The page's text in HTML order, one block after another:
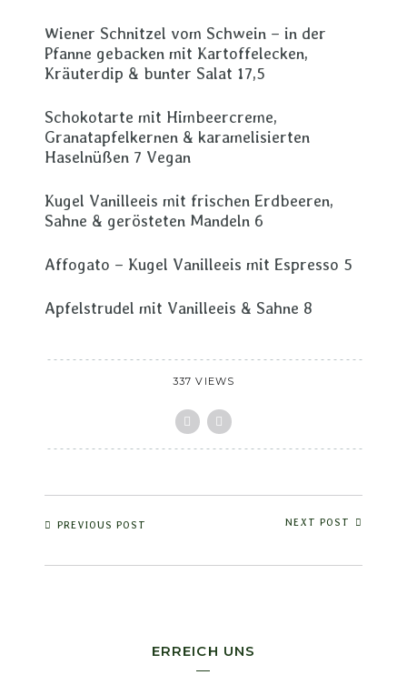
Wiener Schnitzel vom Schwein – in der
Pfanne gebacken mit Kartoffelecken,
Kräuterdip & bunter Salat 17,5
Schokotarte mit Himbeercreme,
Granatapfelkernen & karamelisierten
Haselnüßen 7 Vegan
Kugel Vanilleeis mit frischen Erdbeeren,
Sahne & gerösteten Mandeln 6
Affogato – Kugel Vanilleeis mit Espresso 5
Apfelstrudel mit Vanilleeis & Sahne 8
337 VIEWS
PREVIOUS POST NEXT POST
ERREICH UNS